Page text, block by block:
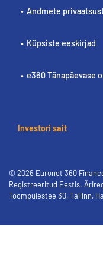
Andmete
Küpsiste eeskirjad
e360 Tänapäevase
Investori sait
© 2026 Euronet 360
Registreeritud Eestis.
Toompuiestee 30, Tallinn,